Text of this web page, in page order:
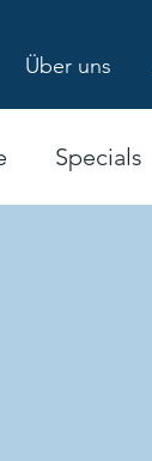
Über uns
Specials